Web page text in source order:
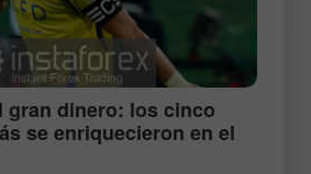
gran dinero: los cinco
se enriquecieron en el